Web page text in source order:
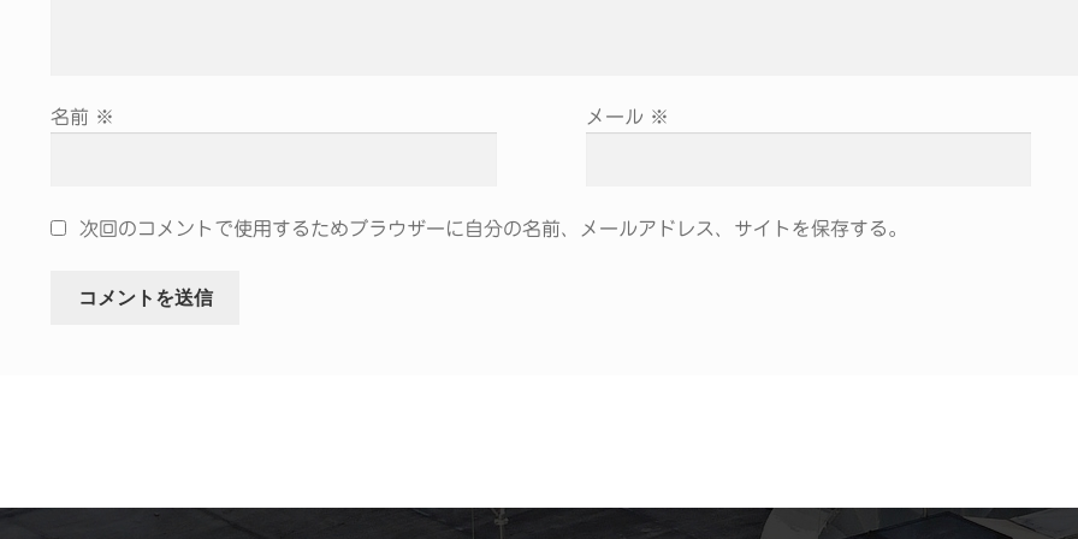
名前 ※ メール ※
次回のコメントで使用するためブラウザーに自分の名前、メールアドレス、サイトを保存する。